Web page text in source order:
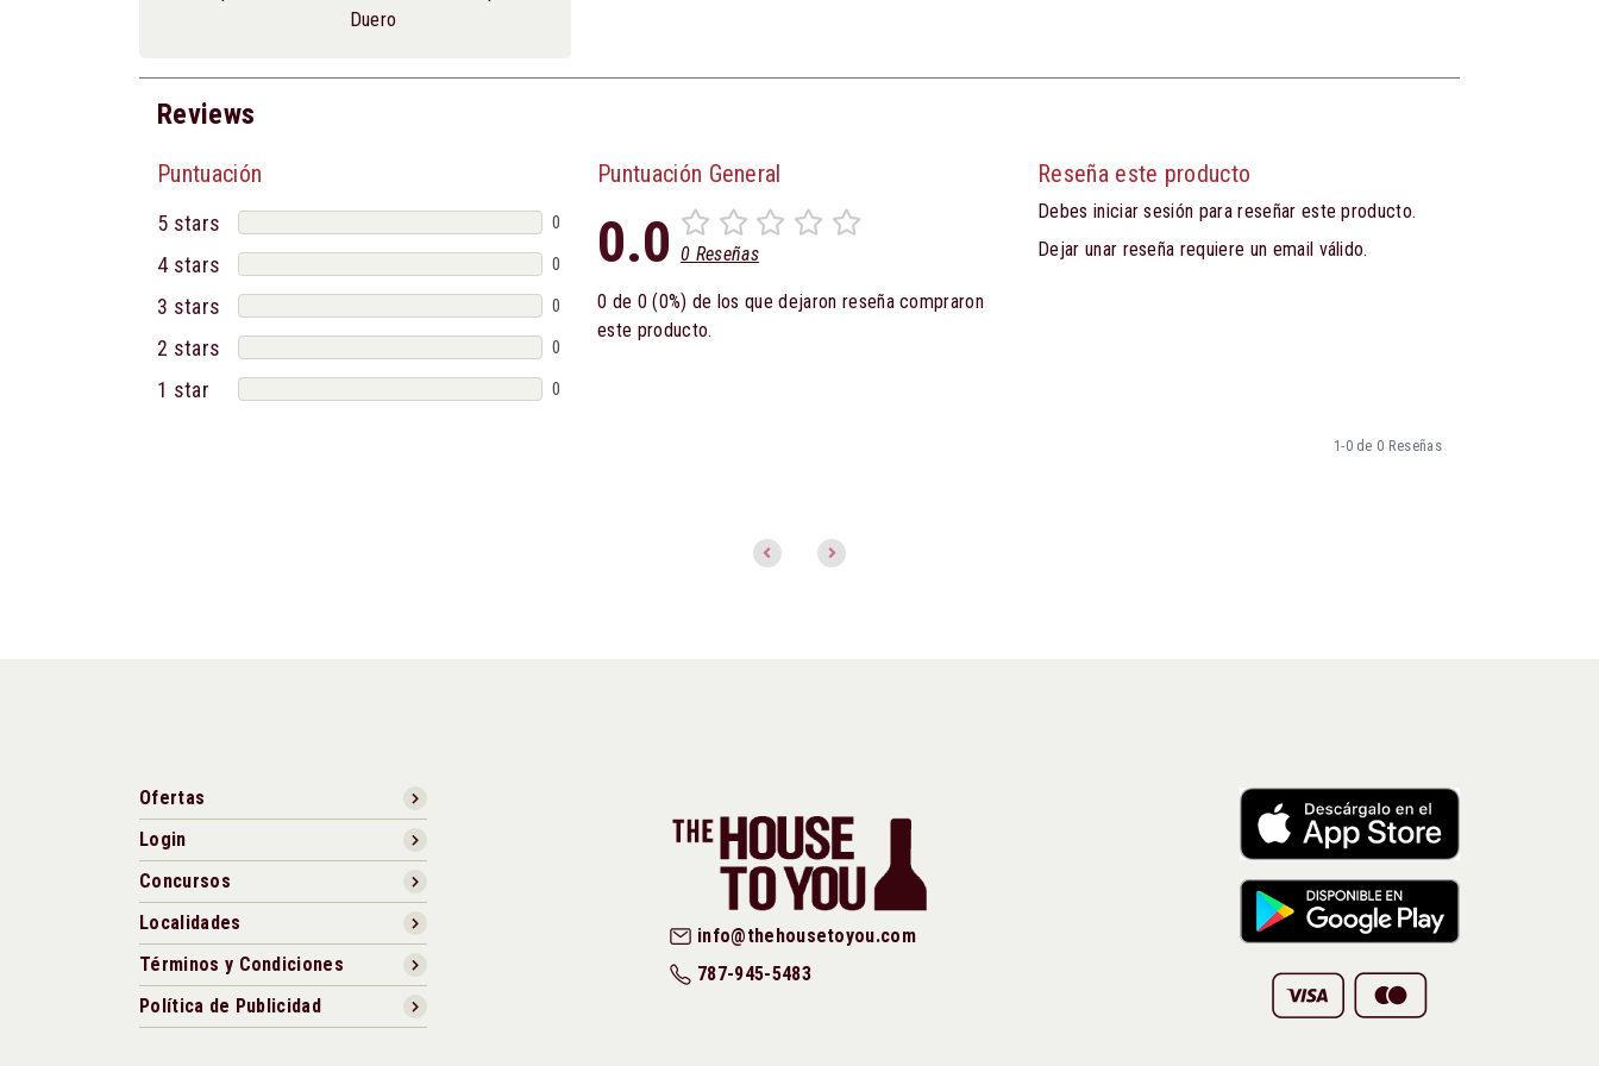
Duero
Reviews
Puntuación
5 stars 0
4 stars 0
3 stars 0
2 stars 0
1 star 0
Puntuación General
0.0 0 Reseñas
0 de 0 (0%) de los que dejaron reseña compraron
este producto.
Reseña este producto
Debes iniciar sesión para reseñar este producto.
Dejar unar reseña requiere un email válido.
1-0 de 0 Reseñas
Ofertas
Login
Concursos
Localidades
Términos y Condiciones
Política de Publicidad
info@thehousetoyou.com
787-945-5483